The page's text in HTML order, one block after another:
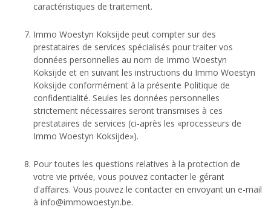
caractéristiques de traitement.
Immo Woestyn Koksijde peut compter sur des
prestataires de services spécialisés pour traiter vos
données personnelles au nom de Immo Woestyn
Koksijde et en suivant les instructions du Immo Woestyn
Koksijde conformément à la présente Politique de
confidentialité. Seules les données personnelles
strictement nécessaires seront transmises à ces
prestataires de services (ci-après les «processeurs de
Immo Woestyn Koksijde»).
Pour toutes les questions relatives à la protection de
votre vie privée, vous pouvez contacter le gérant
d'affaires. Vous pouvez le contacter en envoyant un e-mail
à info@immowoestyn.be.